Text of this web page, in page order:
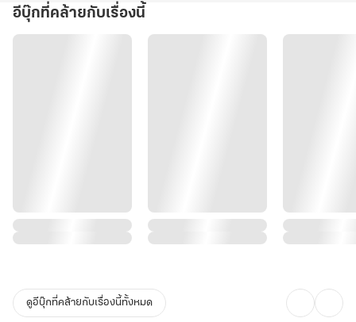
อีบุ๊กที่คล้ายกับเรื่องนี้
ดูอีบุ๊กที่คล้ายกับเรื่องนี้ทั้งหมด